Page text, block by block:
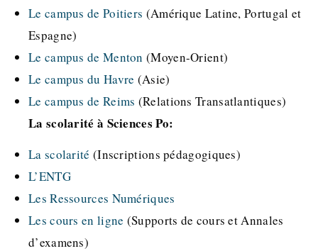
Le campus de Poitiers (Amérique Latine, Portugal et
Espagne)
Le campus de Menton (Moyen-Orient)
Le campus du Havre (Asie)
Le campus de Reims (Relations Transatlantiques)
La scolarité à Sciences Po:
La scolarité (Inscriptions pédagogiques)
L’ENTG
Les Ressources Numériques
Les cours en ligne (Supports de cours et Annales
d’examens)